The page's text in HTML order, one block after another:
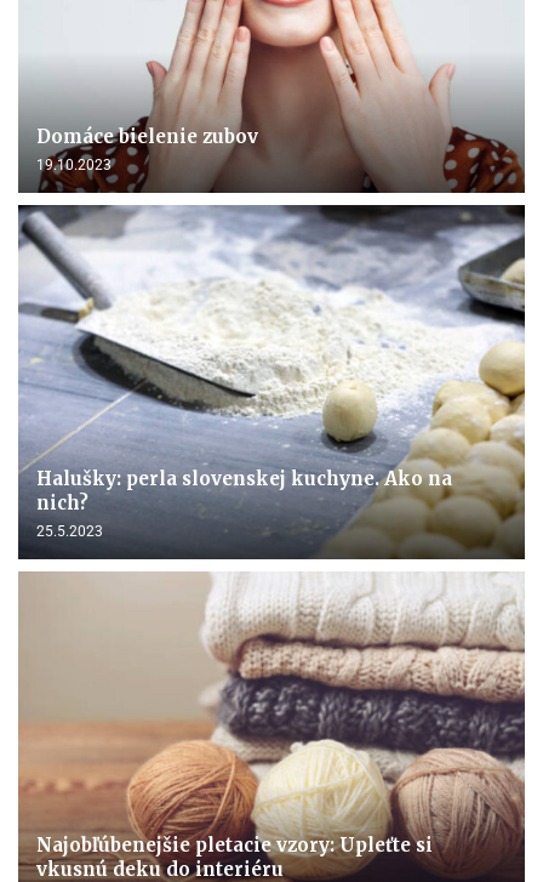
Domáce bielenie zubov
19.10.2023
Halušky: perla slovenskej kuchyne. Ako na
nich?
25.5.2023
Najobľúbenejšie pletacie vzory: Upleťte si
vkusnú deku do interiéru